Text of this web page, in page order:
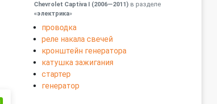
Chevrolet Captiva I (2006—2011) в разделе
«электрика»
проводка
реле накала свечей
кронштейн генератора
катушка зажигания
стартер
генератор